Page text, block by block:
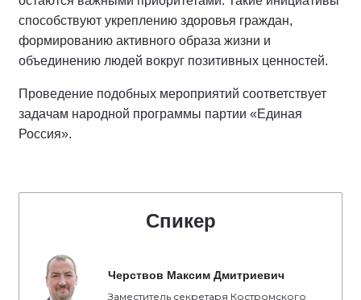
способствуют укреплению здоровья граждан,
формированию активного образа жизни и
объединению людей вокруг позитивных ценностей.
Проведение подобных мероприятий соответствует
задачам народной программы партии «Единая
Россия».
Спикер
Черствов Максим Дмитриевич
Заместитель секретаря Костромского